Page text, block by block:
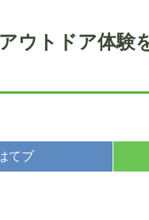
ウトドア体験
てブ